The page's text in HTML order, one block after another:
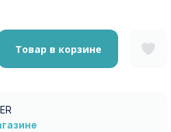
Товар в корзине